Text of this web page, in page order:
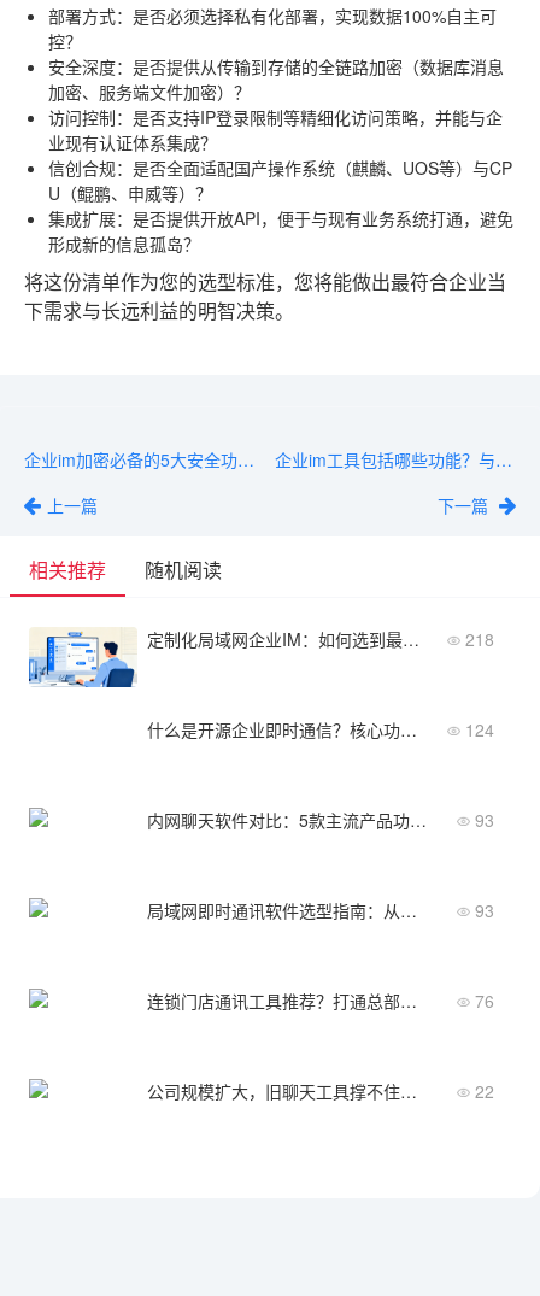
部署方式：是否必须选择私有化部署，实现数据100%自主可
控？
安全深度：是否提供从传输到存储的全链路加密（数据库消息
加密、服务端文件加密）？
访问控制：是否支持IP登录限制等精细化访问策略，并能与企
业现有认证体系集成？
信创合规：是否全面适配国产操作系统（麒麟、UOS等）与CP
U（鲲鹏、申威等）？
集成扩展：是否提供开放API，便于与现有业务系统打通，避免
形成新的信息孤岛？
将这份清单作为您的选型标准，您将能做出最符合企业当
下需求与长远利益的明智决策。
企业im加密必备的5大安全功能与选型清单
上一篇
企业im工具包括哪些功能？与办公协同平台的边界一文理清
下一篇
相关推荐 随机阅读
定制化局域网企业IM：如何选到最实用的？ 218
什么是开源企业即时通信？核心功能与价值解析 124
内网聊天软件对比：5款主流产品功能与价格横评 93
局域网即时通讯软件选型指南：从需求到落地的完整流程 93
连锁门店通讯工具推荐？打通总部和门店的信息差 76
公司规模扩大，旧聊天工具撑不住了，新企业IM怎么选？ 22